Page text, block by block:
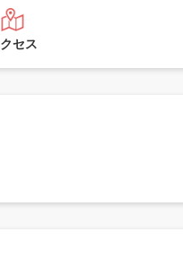
セス